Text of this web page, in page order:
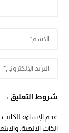
شروط التعليق :
عدم الإساءة
الذات الالهية.